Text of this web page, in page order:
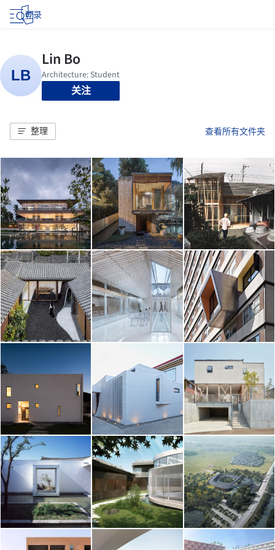
登录
关注
整理 查看所有文件夹